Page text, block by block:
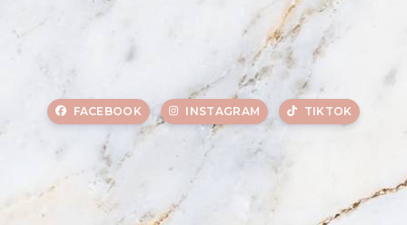
FACEBOOK INSTAGRAM TIKTOK